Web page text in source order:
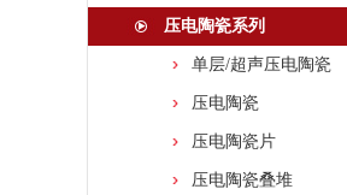
压电陶瓷系列
单层/超声压电陶瓷
压电陶瓷
压电陶瓷片
压电陶瓷叠堆